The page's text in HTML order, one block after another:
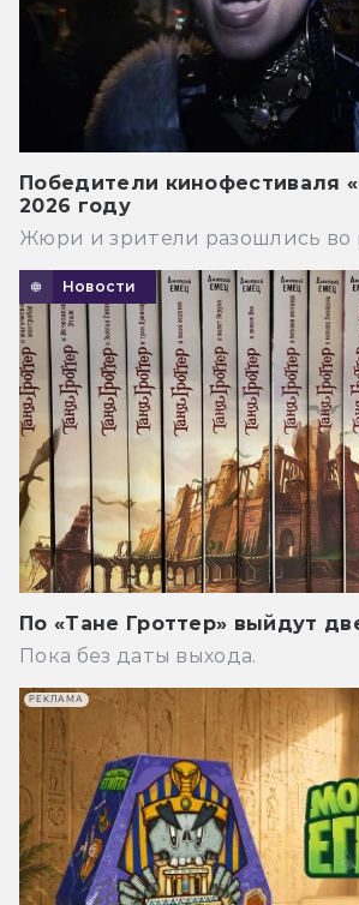
Победители кинофестиваля
2026 году
Жюри и зрители разошлись во
Новости
По «Тане Гроттер» выйдут
Пока без даты выхода.
РЕКЛАМА